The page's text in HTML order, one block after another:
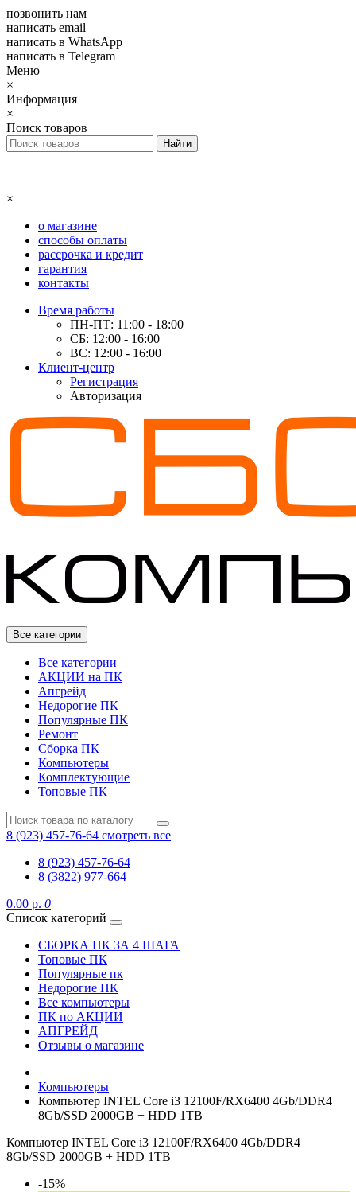
позвонить нам
написать email
написать в WhatsApp
написать в Telegram
Меню
×
Информация
×
Поиск товаров
×
о магазине
способы оплаты
рассрочка и кредит
гарантия
контакты
Время работы
ПН-ПТ: 11:00 - 18:00
СБ: 12:00 - 16:00
ВС: 12:00 - 16:00
Клиент-центр
Регистрация
Авторизация
Все категории
Все категории
АКЦИИ на ПК
Апгрейд
Недорогие ПК
Популярные ПК
Ремонт
Сборка ПК
Компьютеры
Комплектующие
Топовые ПК
8 (923) 457-76-64 смотреть все
8 (923) 457-76-64
8 (3822) 977-664
0.00 р. 0
Список категорий
СБОРКА ПК ЗА 4 ШАГА
Топовые ПК
Популярные пк
Недорогие ПК
Все компьютеры
ПК по АКЦИИ
АПГРЕЙД
Отзывы о магазине
Компьютеры
Компьютер INTEL Core i3 12100F/RX6400 4Gb/DDR4
8Gb/SSD 2000GB + HDD 1TB
Компьютер INTEL Core i3 12100F/RX6400 4Gb/DDR4
8Gb/SSD 2000GB + HDD 1TB
-15%